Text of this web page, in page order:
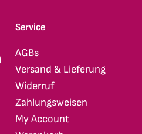
Service
AGBs
Versand & Lieferung
Widerruf
Zahlungsweisen
My Account